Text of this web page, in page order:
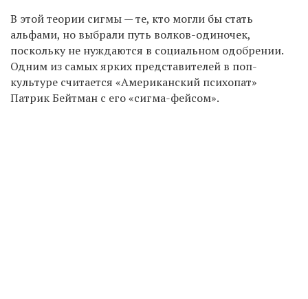
В этой теории сигмы — те, кто могли бы стать
альфами, но выбрали путь волков-одиночек,
поскольку не нуждаются в социальном одобрении.
Одним из самых ярких представителей в поп-
культуре считается «Американский психопат»
Патрик Бейтман с его«сигма-фейсом».